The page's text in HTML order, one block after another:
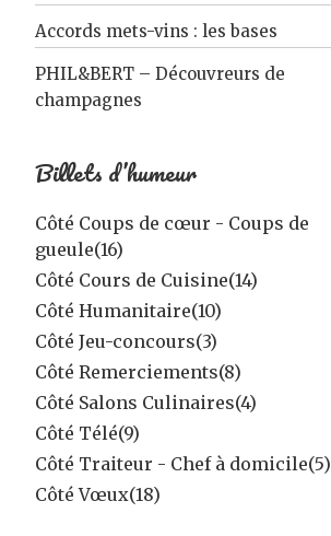
Accords mets-vins : les bases
PHIL&BERT – Découvreurs de
champagnes
Billets d’humeur
Côté Coups de cœur - Coups de
gueule(16)
Côté Cours de Cuisine(14)
Côté Humanitaire(10)
Côté Jeu-concours(3)
Côté Remerciements(8)
Côté Salons Culinaires(4)
Côté Télé(9)
Côté Traiteur - Chef à domicile(5)
Côté Vœux(18)